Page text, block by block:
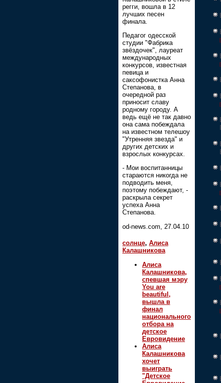
регги, вошла в 12
лучших песен
финала.
Педагог одесской
студии "Фабрика
звёздочек", лауреат
международных
конкурсов, известная
певица и
саксофонистка Анна
Степанова, в
очередной раз
приносит славу
родному городу. А
ведь ещё не так давно
она сама побеждала
на известном телешоу
"Утренняя звезда" и
других детских и
взрослых конкурсах.
- Мои воспитанницы
стараются никогда не
подводить меня,
поэтому побеждают, -
раскрыла секрет
успеха Анна
Степанова.
od-news.com, 27.04.10
солнце, Алиса
Калашникова
Алиса
Калашникова,
спевшая мэру
You are
beautiful,
вышла в
финал
национального
отбора на
детское
Евровидение
Алиса
Калашникова
хочет
выиграть
"Детское